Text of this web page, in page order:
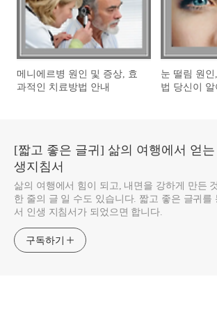
메니에르병 원인 및 증상, 효
과적인 치료방법 안내
눈 떨림 원
법 당신이
[짧고 좋은 글귀] 삶의 여행에서 얻는
생지침서
삶의 여행에서 힘이 되고, 내면을 강하게 만든
한 줄의 글 일 수도 있습니다. 짧고 좋은 글귀를
서 인생 지침서가 되었으면 합니다.
구독하기